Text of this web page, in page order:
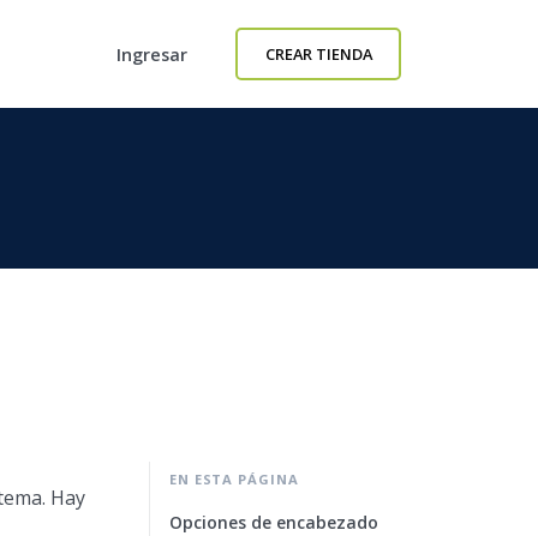
Ingresar CREAR TIENDA
Hay
EN ESTA PÁGINA
Opciones de encabezado